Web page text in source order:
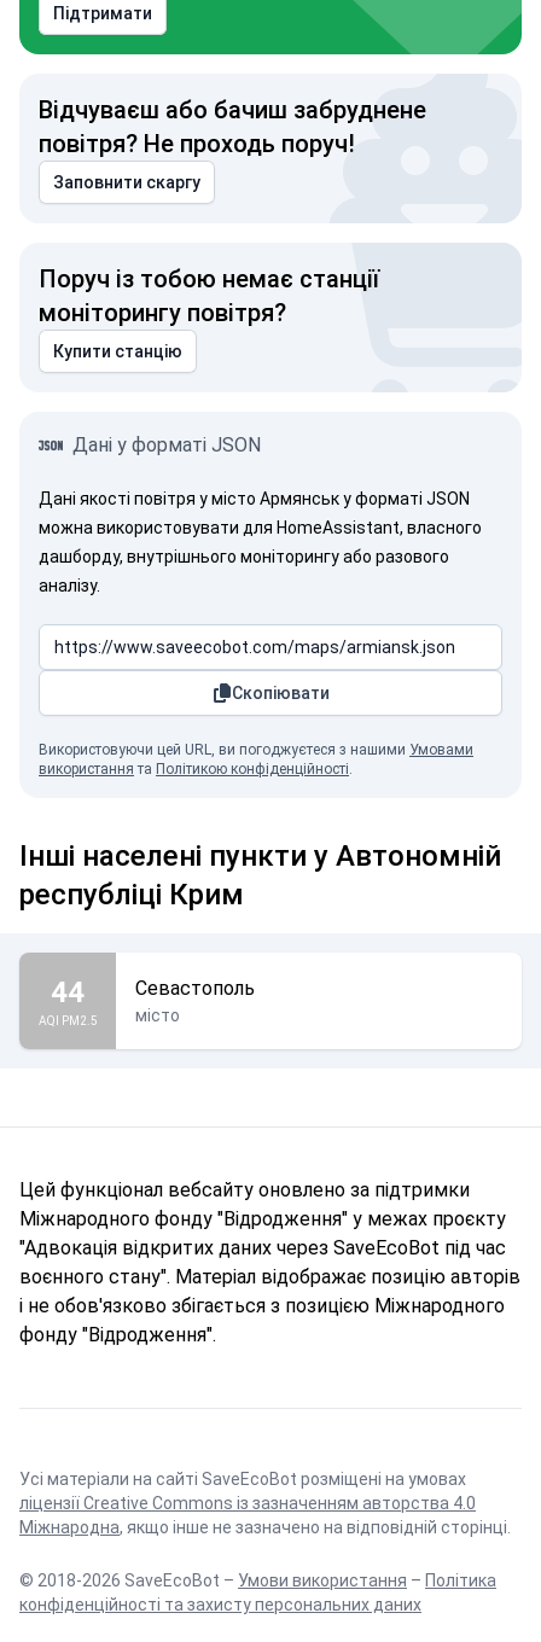
Підтримати
Відчуваєш або бачиш забруднене
повітря? Не проходь поруч!
Заповнити скаргу
Поруч із тобою немає станції
моніторингу повітря?
Купити станцію
Дані у форматі JSON
Дані якості повітря у місто Армянськ у форматі JSON
можна використовувати для HomeAssistant, власного
дашборду, внутрішнього моніторингу або разового
аналізу.
Скопіювати
Використовуючи цей URL, ви погоджуєтеся з нашими Умовами
використання та Політикою конфіденційності.
Інші населені пункти у Автономній
республіці Крим
44
AQI PM2.5
Севастополь
місто
Цей функціонал вебсайту оновлено за підтримки
Міжнародного фонду "Відродження" у межах проєкту
"Адвокація відкритих даних через SaveEcoBot під час
воєнного стану". Матеріал відображає позицію авторів
і не обов'язково збігається з позицією Міжнародного
фонду "Відродження".
Усі матеріали на сайті SaveEcoBot розміщені на умовах
ліцензії Creative Commons із зазначенням авторства 4.0
Міжнародна, якщо інше не зазначено на відповідній сторінці.
© 2018-2026 SaveEcoBot – Умови використання – Політика
конфіденційності та захисту персональних даних